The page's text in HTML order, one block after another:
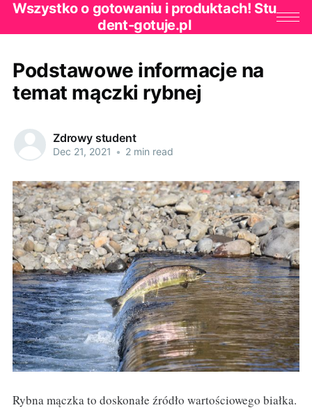
Wszystko o gotowaniu i produktach! Stu
dent-gotuje.pl
Podstawowe informacje na
temat mączki rybnej
Zdrowy student
Dec 21, 2021 • 2 min read
Rybna mączka to doskonałe źródło wartościowego białka.